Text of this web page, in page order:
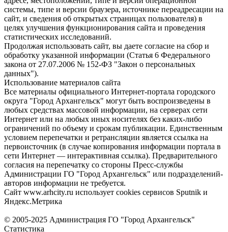
системы, типе и версии браузера, источнике переадресации на
сайт, и сведения об открытых страницах пользователя) в
целях улучшения функционирования сайта и проведения
статистических исследований.
Продолжая использовать сайт, вы даете согласие на сбор и
обработку указанной информации (Статья 6 Федерального
закона от 27.07.2006 № 152-ФЗ "Закон о персональных
данных").
Использование материалов сайта
Все материалы официального Интернет-портала городского
округа "Город Архангельск" могут быть воспроизведены в
любых средствах массовой информации, на серверах сети
Интернет или на любых иных носителях без каких-либо
ограничений по объему и срокам публикации. Единственным
условием перепечатки и ретрансляции является ссылка на
первоисточник (в случае копирования информации портала в
сети Интернет — интерактивная ссылка). Предварительного
согласия на перепечатку со стороны Пресс-службы
Администрации ГО "Город Архангельск" или подразделений-
авторов информации не требуется.
Сайт www.arhcity.ru использует cookies сервисов Sputnik и
Яндекс.Метрика
© 2005-2025 Администрация ГО "Город Архангельск"
Статистика